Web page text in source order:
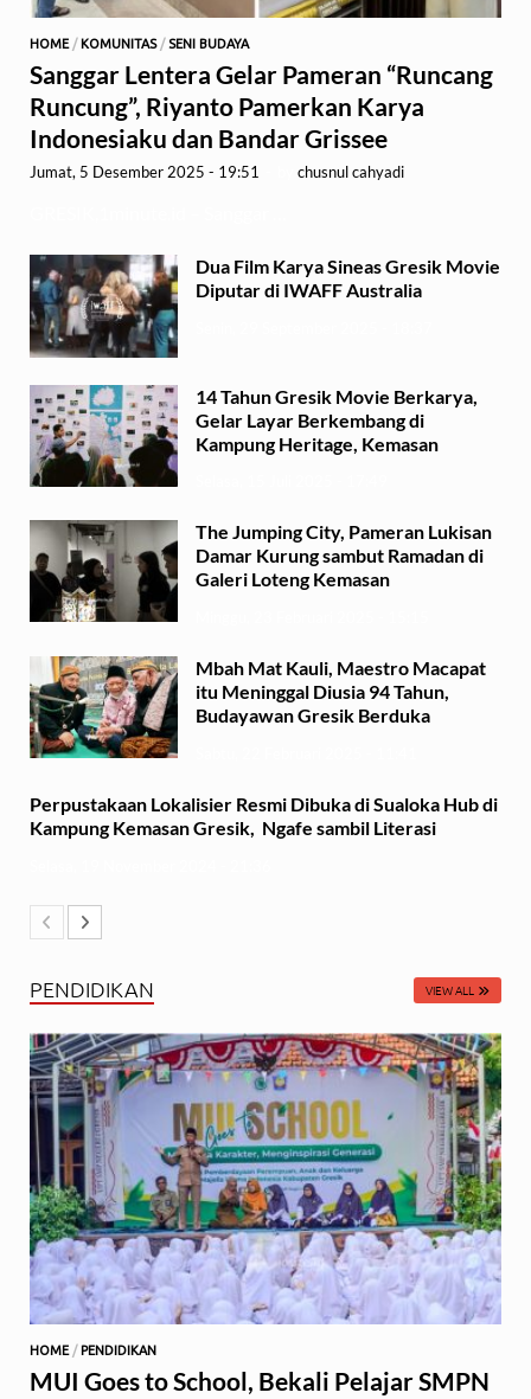
HOME / KOMUNITAS/ SENI BUDAYA
Sanggar Lentera Gelar Pameran “Runcang
Runcung”, Riyanto Pamerkan Karya
Indonesiaku dan Bandar Grissee
Jumat, 5 Desember 2025 - 19:51 chusnul cahyadi
Dua Film Karya Sineas Gresik Movie
Diputar di IWAFF Australia
14 Tahun Gresik Movie Berkarya,
Gelar Layar Berkembang di
Kampung Heritage, Kemasan
The Jumping City, Pameran Lukisan
Damar Kurung sambut Ramadan di
Galeri Loteng Kemasan
Mbah Mat Kauli, Maestro Macapat
itu Meninggal Diusia 94 Tahun,
Budayawan Gresik Berduka
Perpustakaan Lokalisier Resmi Dibuka di Sualoka Hub di
Kampung Kemasan Gresik, Ngafe sambil Literasi
PENDIDIKAN VIEW ALL
HOME /PENDIDIKAN
MUI Goes to School, Bekali Pelajar SMPN